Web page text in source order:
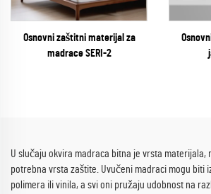
Osnovni zaštitni materijal za
madrace SERI-2
U slučaju okvira madraca bitna je vrsta materijala,
potrebna vrsta zaštite. Uvučeni madraci mogu biti
polimera ili vinila, a svi oni pružaju udobnost na